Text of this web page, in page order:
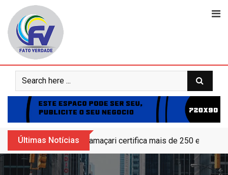
content
Últimas Notícias Camaçari certifica mais de 250